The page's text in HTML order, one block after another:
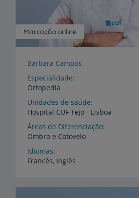
Marcação online
Bárbara Campos
Especialidade
Ortopedia
Unidades de saúde
Hospital CUF Tejo - Lisboa
Áreas de Diferenciação
Ombro e Cotovelo
Idiomas
Francês, Inglês